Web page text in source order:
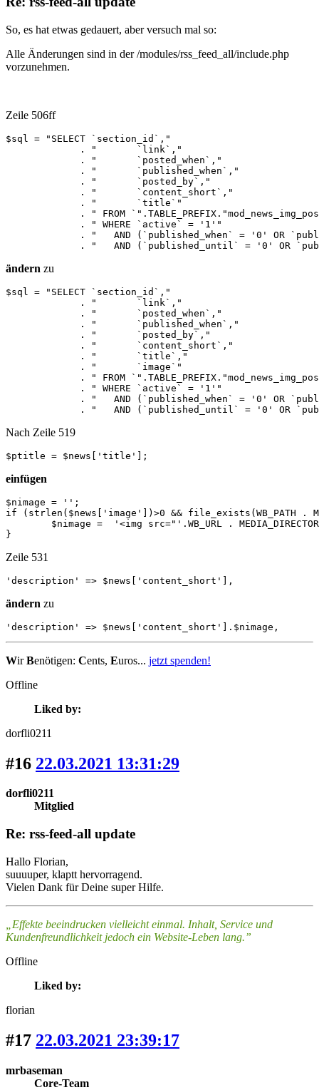
So, es hat etwas gedauert, aber versuch mal so:
Alle Änderungen sind in der /modules/rss_feed_all/include.php
vorzunehmen.
Zeile 506ff
$sql = "SELECT `section_id`,"
             . "       `link`,"
             . "       `posted_when`,"
             . "       `published_when`,"
             . "       `posted_by`,"
             . "       `content_short`,"
             . "       `title`"
. " FROM
             . " WHERE `active` = '1'"
. "   AND (`published_when` = '0' OR
. "   AND (`published_until` = '0' OR
ändern zu
$sql = "SELECT `section_id`,"
             . "       `link`,"
             . "       `posted_when`,"
             . "       `published_when`,"
             . "       `posted_by`,"
             . "       `content_short`,"
             . "       `title`,"
. " FROM
             . " WHERE `active` = '1'"
. "   AND (`published_when` = '0' OR
. "   AND (`published_until` = '0' OR
Nach Zeile 519
$ptitle = $news['title'];
einfügen
$nimage = '';
if (strlen($news['image'])>0 && file_exists(WB_PATH .
}
Zeile 531
'description' => $news['content_short'],
ändern zu
'description' => $news['content_short'].$nimage,
WirBenötigen: Cents, Euros... jetzt spenden!
Offline
Liked by:
dorfli0211
#16 22.03.2021 13:31:29
dorfli0211
Mitglied
Re: rss-feed-all update
Hallo Florian,
suuuuper, klaptt hervorragend.
Vielen Dank für Deine super Hilfe.
„Effekte beeindrucken vielleicht einmal. Inhalt, Service und
Kundenfreundlichkeit jedoch ein Website-Leben lang.”
Offline
Liked by:
florian
#17 22.03.2021 23:39:17
mrbaseman
Core-Team